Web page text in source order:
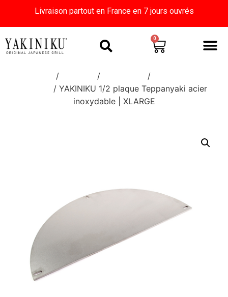
Livraison partout en France en 7 jours ouvrés
0
/ / /
/ YAKINIKU 1/2 plaque Teppanyaki acier
inoxydable | XLARGE